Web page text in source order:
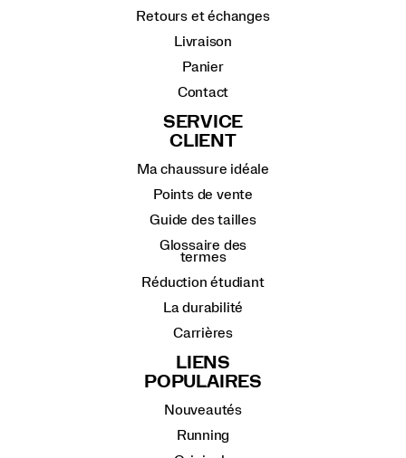
Retours et échanges
Livraison
Panier
Contact
SERVICE
CLIENT
Ma chaussure idéale
Points de vente
Guide des tailles
Glossaire des
termes
Réduction étudiant
La durabilité
Carrières
LIENS
POPULAIRES
Nouveautés
Running